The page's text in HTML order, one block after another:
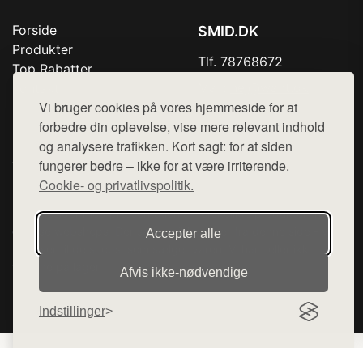
Vi bruger cookies på vores hjemmeside for at
forbedre din oplevelse, vise mere relevant indhold
og analysere trafikken. Kort sagt: for at siden
fungerer bedre – ikke for at være irriterende.
Cookie- og privatlivspolitik.
Accepter alle
Afvis ikke‑nødvendige
Indstillinger
Forside
Produkter
Top Rabatter
SMID.DK
Tlf. 78768672
Cookie- og privatlivspolitik
Denne side er en del af want.dk, der udgiver en række
hjemmesider med præsentation af forskellige produkter fra
diverse webshops. Der sælges ikke varer fra denne side - vi
henviser til de shops, som sælger varen. Vi har heller ikke
varerne på lager.